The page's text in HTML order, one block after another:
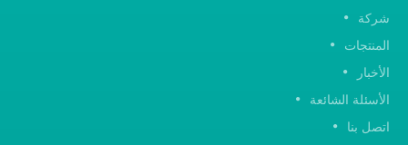
شركة
المنتجات
الأخبار
الأسئلة الشائعة
اتصل بنا